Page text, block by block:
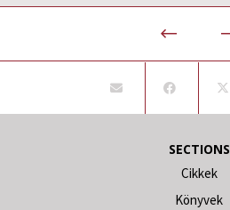
SECTIONS
Cikkek
Könyvek